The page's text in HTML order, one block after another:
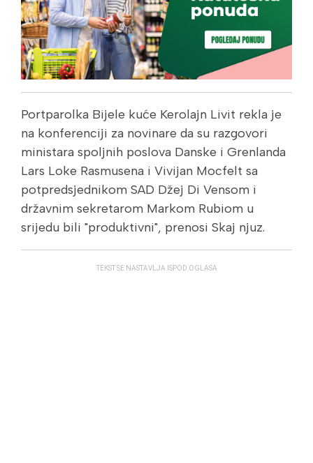
Portparolka Bijele kuće Kerolajn Livit rekla je
na konferenciji za novinare da su razgovori
ministara spoljnih poslova Danske i Grenlanda
Lars Loke Rasmusena i Vivijan Mocfelt sa
potpredsjednikom SAD Džej Di Vensom i
državnim sekretarom Markom Rubiom u
srijedu bili "produktivni", prenosi Skaj njuz.
TEKST SE NASTAVLJA ISPOD OGLASA